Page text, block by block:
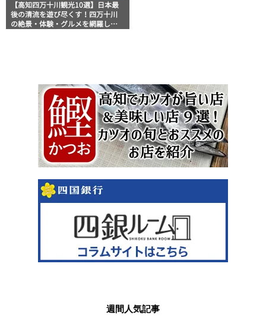
【高知四万十川観光10選】日本最
後の清流を遊び尽くす！四万十川
の絶景・体験・グルメを網羅した
週間人気記事